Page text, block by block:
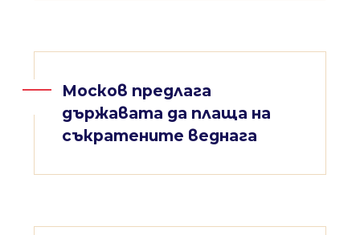
Москов предлага
държавата да плаща на
съкратените веднага